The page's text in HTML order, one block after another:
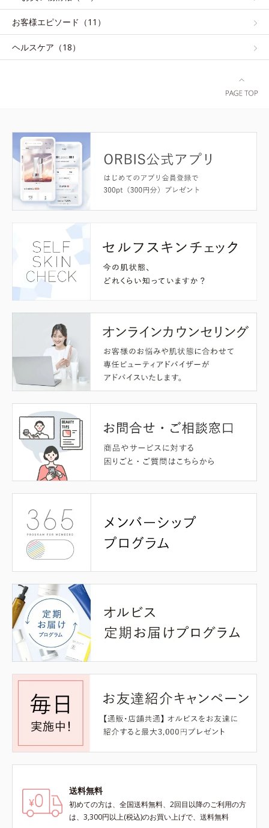
お客様エピソード（11）
ヘルスケア（18）
送料無料
初めての方は、全国送料無料、2回目以降のご利用の方
は、3,300円以上(税込)のお買い上げで、送料無料